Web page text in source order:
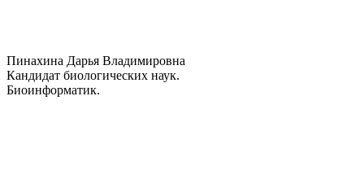
Пинахина Дарья Владимировна
Кандидат биологических наук.
Биоинформатик.